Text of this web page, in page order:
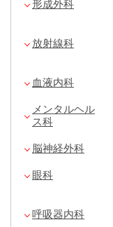
形成外科
放射線科
血液内科
メンタルヘル
ス科
脳神経外科
眼科
呼吸器内科